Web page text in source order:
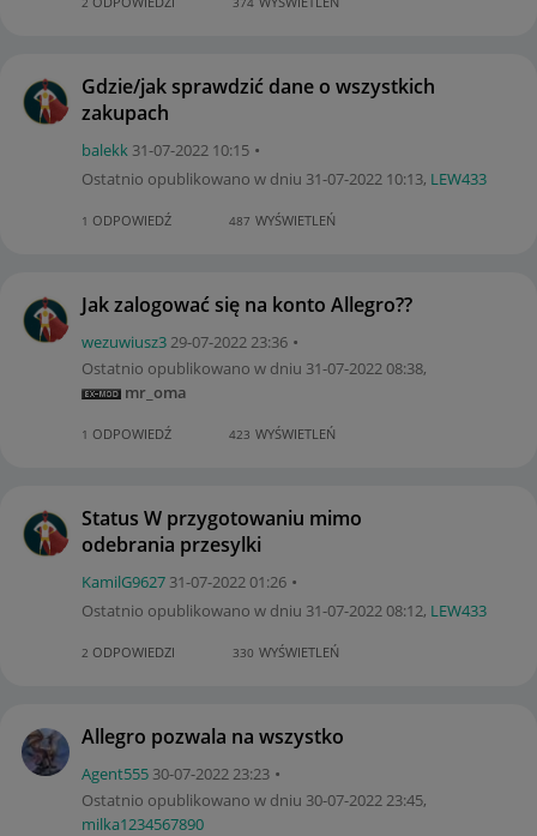
Gdzie/jak sprawdzić dane o wszystkich
zakupach
balekk ‎31-07-2022 10:15
Ostatnio opublikowano w dniu ‎31-07-2022 10:13, LEW433
1 ODPOWIEDŹ 487 WYŚWIETLEŃ
Jak zalogować się na konto Allegro??
wezuwiusz3‎29-07-202223:36
Ostatnio opublikowano w dniu ‎31-07-202208:38,
mr_oma
1 ODPOWIEDŹ 423 WYŚWIETLEŃ
Status W przygotowaniu mimo
odebrania przesylki
KamilG9627 ‎31-07-202201:26
Ostatnio opublikowano w dniu ‎31-07-202208:12, LEW433
2 ODPOWIEDZI 330 WYŚWIETLEŃ
Allegro pozwala na wszystko
Agent555 ‎30-07-202223:23
Ostatnio opublikowano w dniu ‎30-07-202223:45,
milka1234567890